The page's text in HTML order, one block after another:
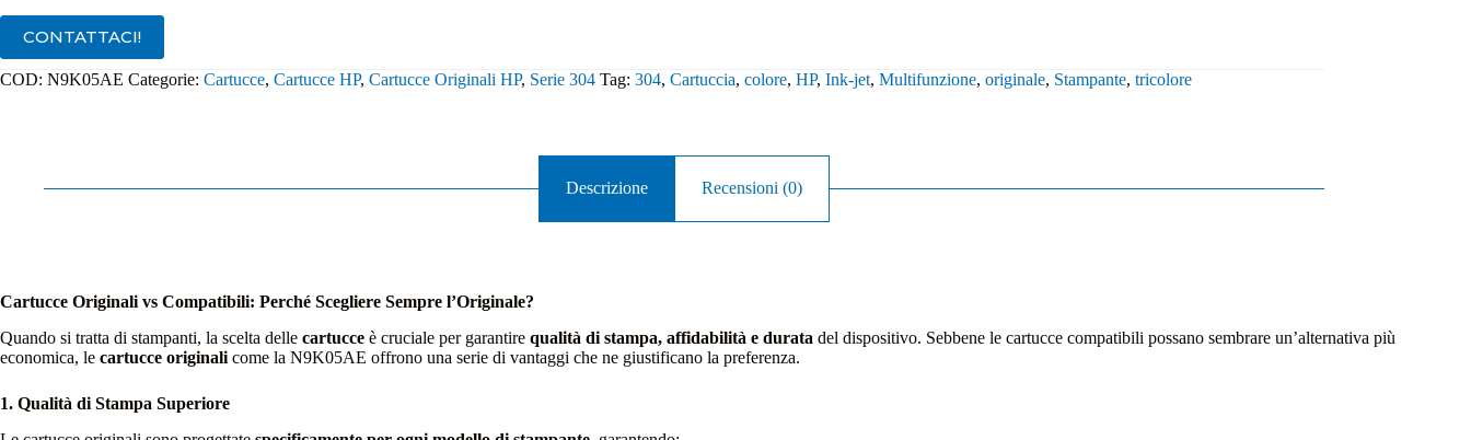
CONTATTACI!
COD: N9K05AE Categorie: Cartucce, Cartucce HP, Cartucce Originali HP, Serie 304 Tag: 304, Cartuccia, colore, HP, Ink-jet, Multifunzione, originale, Stampante, tricolore
Descrizione Recensioni (0)
Cartucce Originali vs Compatibili: Perché Scegliere Sempre l’Originale?
Quando si tratta di stampanti, la scelta delle cartucce è cruciale per garantire qualità di stampa, affidabilità e durata del dispositivo. Sebbene le cartucce compatibili possano sembrare un’alternativa più
economica, le cartucce originali come la N9K05AE offrono una serie di vantaggi che ne giustificano la preferenza.
1. Qualità di Stampa Superiore